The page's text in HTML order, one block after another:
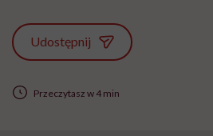
Udostępnij
Przeczytasz w 4 min